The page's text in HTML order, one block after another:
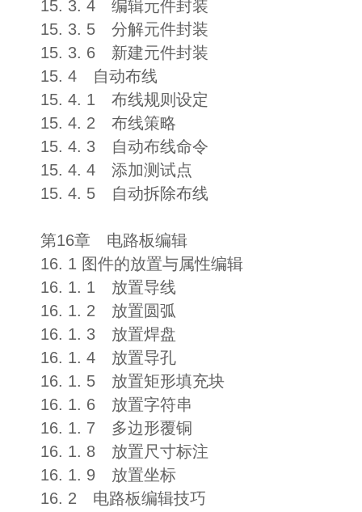
15. 3. 4 编辑元件封装
15. 3. 5 分解元件封装
15. 3. 6 新建元件封装
15. 4 自动布线
15. 4. 1 布线规则设定
15. 4. 2 布线策略
15. 4. 3 自动布线命令
15. 4. 4 添加测试点
15. 4. 5 自动拆除布线
第16章 电路板编辑
16. 1 图件的放置与属性编辑
16. 1. 1 放置导线
16. 1. 2 放置圆弧
16. 1. 3 放置焊盘
16. 1. 4 放置导孔
16. 1. 5 放置矩形填充块
16. 1. 6 放置字符串
16. 1. 7 多边形覆铜
16. 1. 8 放置尺寸标注
16. 1. 9 放置坐标
16. 2 电路板编辑技巧